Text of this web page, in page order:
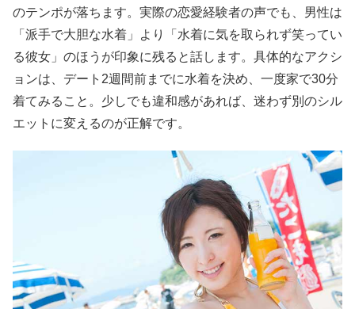
のテンポが落ちます。実際の恋愛経験者の声でも、男性は
「派手で大胆な水着」より「水着に気を取られず笑ってい
る彼女」のほうが印象に残ると話します。具体的なアクシ
ョンは、デート2週間前までに水着を決め、一度家で30分
着てみること。少しでも違和感があれば、迷わず別のシル
エットに変えるのが正解です。